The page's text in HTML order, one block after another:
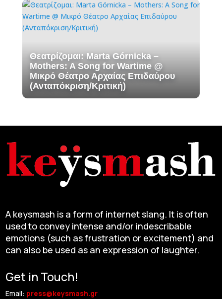
Θεατρίζομαι: Marta Górnicka –
Mothers: A Song for Wartime @
Μικρό Θέατρο Αρχαίας Επιδαύρου
(Ανταπόκριση/Κριτική)
A keysmash is a form of internet slang. It is often
used to convey intense and/or indescribable
emotions (such as frustration or excitement) and
can also be used as an expression of laughter.
Get in Touch!
Email: press@keysmash.gr